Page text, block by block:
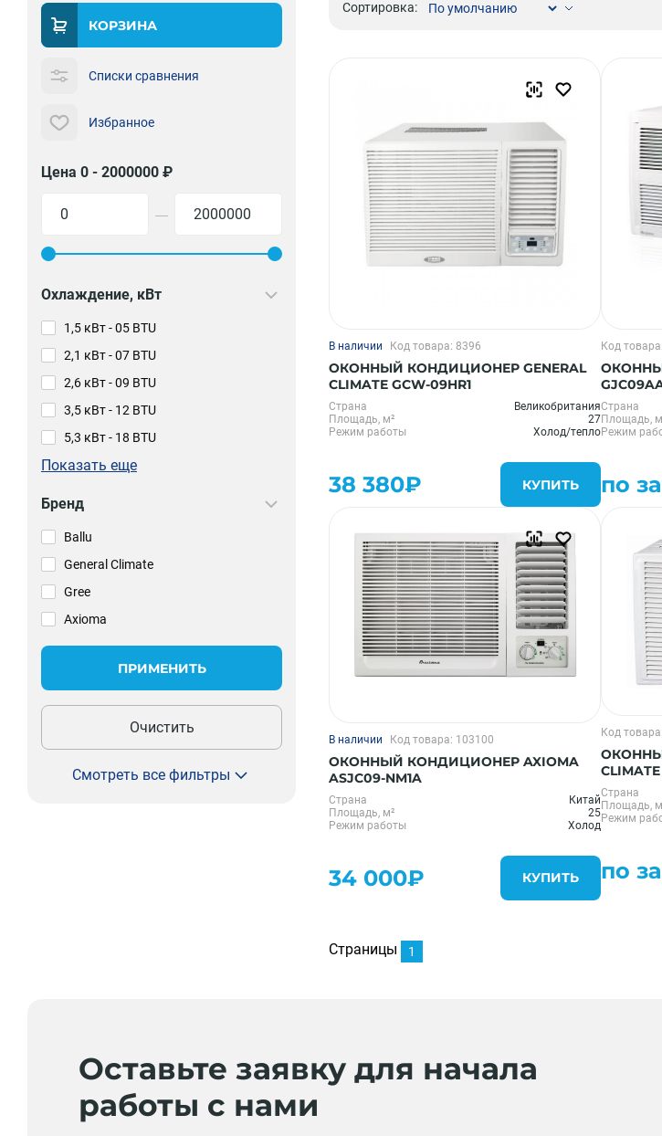
Чиллеры
Расходные материалы монтажа
Инструменты монтажа
Аксессуары для кондиционеров
КОРЗИНА
Списки сравнения
Избранное
Цена 0 - 2000000 ₽
—
Охлаждение, кВт
1,5 кВт - 05 BTU
2,1 кВт - 07 BTU
2,6 кВт - 09 BTU
3,5 кВт - 12 BTU
5,3 кВт - 18 BTU
Показать еще
Бренд
Ballu
General Climate
Gree
Axioma
ПРИМЕНИТЬ
Очистить
Смотреть все фильтры
Сортировка:
В наличии Код товара: 8396
ОКОННЫЙ КОНДИЦИОНЕР GENERAL
CLIMATE GCW-09HR1
Страна
Великобритания
Площадь, м²
27
Режим работы
Холод/тепло
38 380₽ КУПИТЬ
Код
Страна
Площадь,
Режим
по
В наличии Код товара: 103100
ОКОННЫЙ КОНДИЦИОНЕР AXIOMA
ASJC09-NM1A
Страна
Китай
Площадь, м²
25
Режим работы
Холод
34 000₽ КУПИТЬ
Код
Страна
Площадь,
Режим
по
Страницы 1
Оставьте заявку для начала
работы с нами